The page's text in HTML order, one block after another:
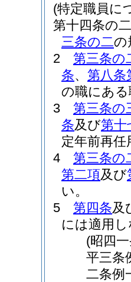
(特定職員に
第十四条の二
三条の二の
2
第三条の
条、 第八条
の職にあ
3
第三条の
条及び第十
定年前再
4
第三条の
第二項及び
い。
5
第四条及
には適用
(昭四
平三条
二条例